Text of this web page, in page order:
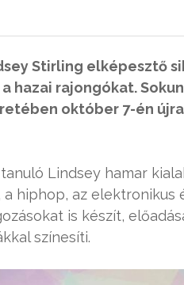
Stirling elképesztő
hazai rajongókat.
október 7-én
Lindsey hamar
a hiphop, az
is készít,
színesíti.